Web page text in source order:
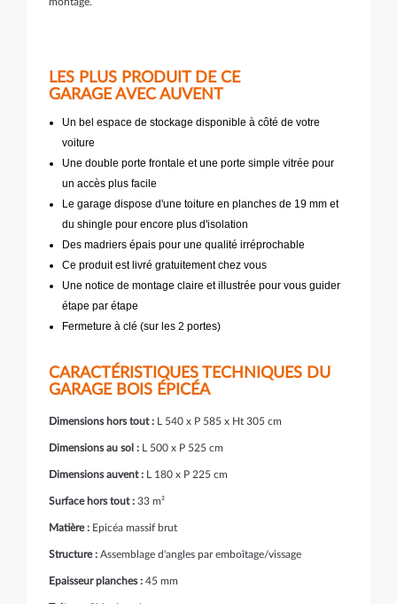
LES PLUS PRODUIT DE CE
GARAGE AVEC AUVENT
Un bel espace de stockage disponible à côté de votre
voiture
Une double porte frontale et une porte simple vitrée pour
un accès plus facile
Le garage dispose d'une toiture en planches de 19 mm et
du shingle pour encore plus d'isolation
Des madriers épais pour une qualité irréprochable
Ce produit est livré gratuitement chez vous
Une notice de montage claire et illustrée pour vous guider
étape par étape
Fermeture à clé (sur les 2 portes)
CARACTÉRISTIQUES TECHNIQUES DU
GARAGE BOIS ÉPICÉA
Dimensions hors tout : L 540 x P 585 x Ht 305 cm
Dimensions au sol : L 500 x P 525 cm
Dimensions auvent : L 180 x P 225 cm
Surface hors tout : 33 m²
Matière : Epicéa massif brut
Structure : Assemblage d'angles par emboîtage/vissage
Epaisseur planches : 45 mm